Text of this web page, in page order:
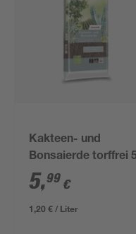
Kakteen- und
Bonsaierde torffrei
5,99 €
1,20 € / Liter